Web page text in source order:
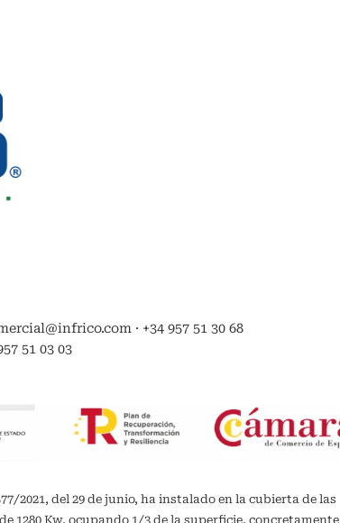
· +34 957 51 30 68
51 03 03
2021, del 29 de junio, ha instalado en la cubierta de las
1280 Kw, ocupando 1/3 de la superficie, concretamente